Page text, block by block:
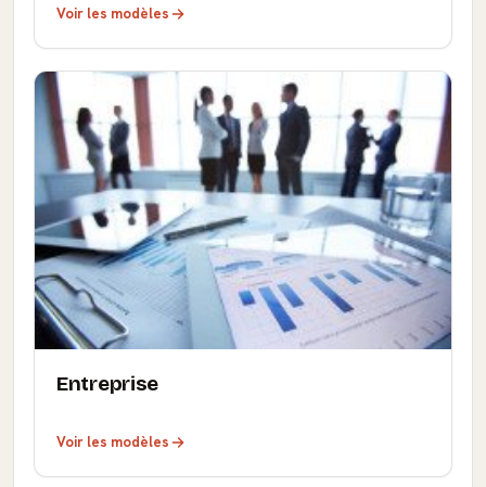
Voir les modèles
Entreprise
Voir les modèles